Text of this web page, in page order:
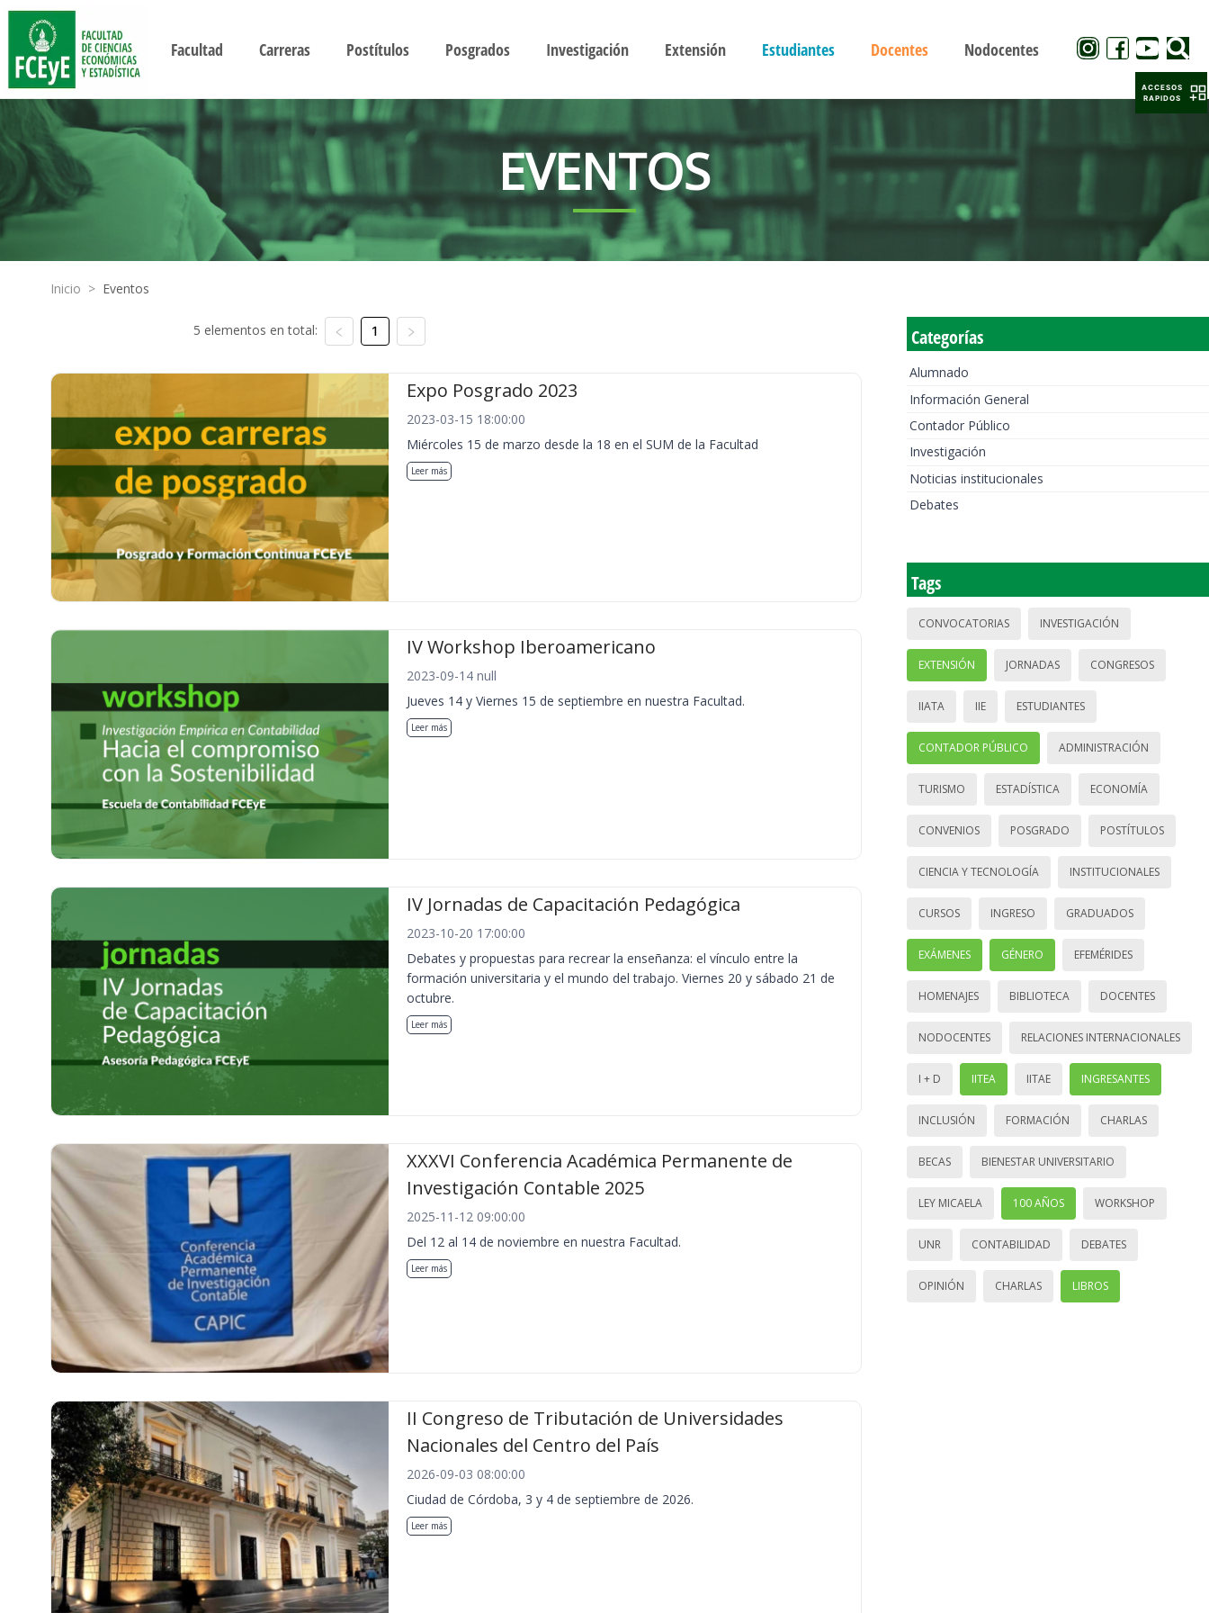
Facultad Carreras Postítulos Posgrados Investigación Extensión Estudiantes Docentes Nodocentes
EVENTOS
Inicio > Eventos
5 elementos en total: 1
Expo Posgrado 2023
2023-03-15 18:00:00
Miércoles 15 de marzo desde la 18 en el SUM de la Facultad
Leer más
IV Workshop Iberoamericano
2023-09-14 null
Jueves 14 y Viernes 15 de septiembre en nuestra Facultad.
Leer más
IV Jornadas de Capacitación Pedagógica
2023-10-20 17:00:00
Debates y propuestas para recrear la enseñanza: el vínculo entre la
formación universitaria y el mundo del trabajo. Viernes 20 y sábado 21 de
octubre.
Leer más
XXXVI Conferencia Académica Permanente de
Investigación Contable 2025
2025-11-12 09:00:00
Del 12 al 14 de noviembre en nuestra Facultad.
Leer más
II Congreso de Tributación de Universidades
Nacionales del Centro del País
2026-09-03 08:00:00
Ciudad de Córdoba, 3 y 4 de septiembre de 2026.
Leer más
Categorías
Alumnado
Información General
Contador Público
Investigación
Noticias institucionales
Debates
Tags
CONVOCATORIAS INVESTIGACIÓN
EXTENSIÓN JORNADAS CONGRESOS
IIATA IIE ESTUDIANTES
CONTADOR PÚBLICO ADMINISTRACIÓN
TURISMO ESTADÍSTICA ECONOMÍA
CONVENIOS POSGRADO POSTÍTULOS
CIENCIA Y TECNOLOGÍA INSTITUCIONALES
CURSOS INGRESO GRADUADOS
EXÁMENES GÉNERO EFEMÉRIDES
HOMENAJES BIBLIOTECA DOCENTES
NODOCENTES RELACIONES INTERNACIONALES
I + D IITEA IITAE INGRESANTES
INCLUSIÓN FORMACIÓN CHARLAS
BECAS BIENESTAR UNIVERSITARIO
LEY MICAELA 100 AÑOS WORKSHOP
UNR CONTABILIDAD DEBATES
OPINIÓN CHARLAS LIBROS
ACCESOS
RAPIDOS